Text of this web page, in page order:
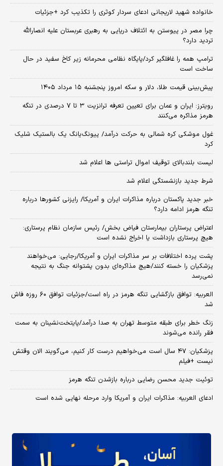
خانواده شهید لاریجانی ادعای سردار کوثری را تکذیب کرد +جزئیات
چرا مصر در پیوستن به ائتلاف دریایی به رهبری عربستان علیه انصارالله
تردید دارد؟
ترامپ همه را غافلگیر کرد/پایگاه نظامی محرمانه زیر کاخ سفید در حال
ساخت است
پیش‌بینی قیمت طلا، دلار و سکه امروز پنجشنبه ۱۵ مرداد ۱۴۰۵
رویترز: ایران و عمان برای تعیین تعرفه ترانزیت ۳ تا ۷ درصدی در تنگه
هرمز مذاکره می‌کنند
غول موشکی کره شمالی به حرکت درآمد/ پیونگ‌یانگ یک بالستیک شلیک
کرد
لیست بلندبالای توقیف اموال تراستی ها اعلام شد
شرط جدید بازنشستگی اعلام شد
خبر جدید پاکستان درباره مذاکرات ایران و آمریکا/ رایزنی کشورها درباره
تنگه هرمز ادامه دارد؟
اعتراض پرستاران بیمارستان فیاض بخش/ رئیس سازمان نظام پرستاری:
هیچ پرستاری بازداشت یا اخراج نشده است
پشت پرده اختلافات بر سر مذاکرات ایران و آمریکا/رجایی: می‌خواهند
پزشکیان را خسته کنند/هیچ مذاکره‌ای بدون پشتوانه جنگ به نتیجه
نمی‌رسد
العربیه: توافق بازگشایی تنگه هرمز در راه است/جزئیات توافق ۶۰ روزه فاش
شد
زنگ خطر برای طبقه متوسط تهران به صدا درآمد/پایتخت‌نشینان به سمت
فقر رانده می‌شوند
پزشکیان: ۴۷ سال است می‌خواهیم درست کار کنیم، می‌گویند الان وقتش
نیست +فیلم
توئیت جدید محسن رضایی درباره بازشدن تنگه هرمز
ادعای العربیه: مذاکرات ایران و آمریکا وارد مرحله نهایی شده است